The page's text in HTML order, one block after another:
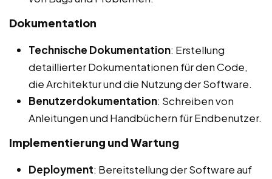
Dokumentation
Technische Dokumentation: Erstellung
detaillierter Dokumentationen für den Code,
die Architektur und die Nutzung der Software.
Benutzerdokumentation: Schreiben von
Anleitungen und Handbüchern für Endbenutzer.
Implementierung und Wartung
Deployment: Bereitstellung der Software auf